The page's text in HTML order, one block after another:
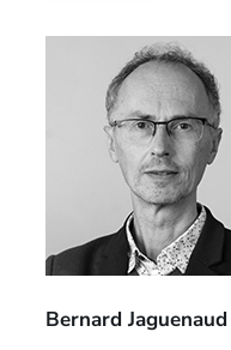
Bernard Jaguenaud